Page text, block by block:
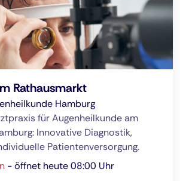
Rathausmarkt
Hamburg
für Augenheilkunde am
Innovative Diagnostik,
Patientenversorgung.
-öffnet heute 08:00 Uhr